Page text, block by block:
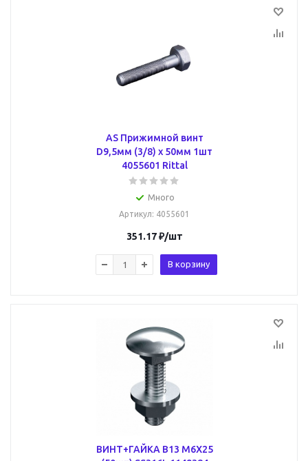
AS Прижимной винт
D9,5мм (3/8) х 50мм 1шт
4055601 Rittal
Много
Артикул: 4055601
351.17₽/шт
В корзину
ВИНТ+ГАЙКА B13 M6X25